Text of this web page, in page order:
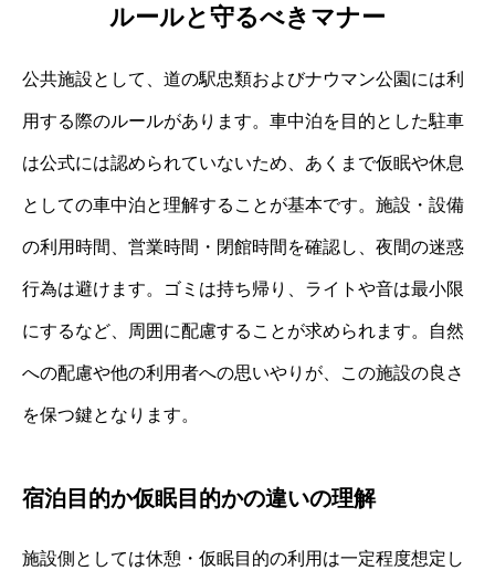
ルールと守るべきマナー
公共施設として、道の駅忠類およびナウマン公園には利
用する際のルールがあります。車中泊を目的とした駐車
は公式には認められていないため、あくまで仮眠や休息
としての車中泊と理解することが基本です。施設・設備
の利用時間、営業時間・閉館時間を確認し、夜間の迷惑
行為は避けます。ゴミは持ち帰り、ライトや音は最小限
にするなど、周囲に配慮することが求められます。自然
への配慮や他の利用者への思いやりが、この施設の良さ
を保つ鍵となります。
宿泊目的か仮眠目的かの違いの理解
施設側としては休憩・仮眠目的の利用は一定程度想定し